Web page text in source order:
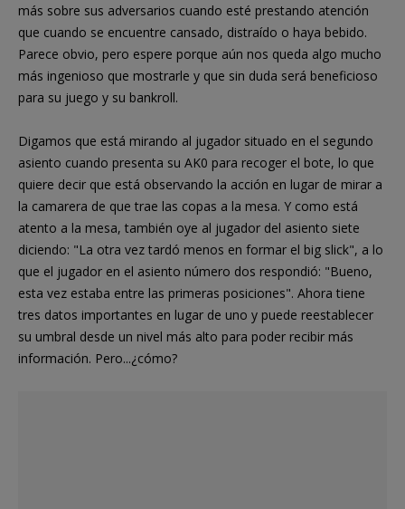
más sobre sus adversarios cuando esté prestando atención
que cuando se encuentre cansado, distraído o haya bebido.
Parece obvio, pero espere porque aún nos queda algo mucho
más ingenioso que mostrarle y que sin duda será beneficioso
para su juego y su bankroll.
Digamos que está mirando al jugador situado en el segundo
asiento cuando presenta su AK0 para recoger el bote, lo que
quiere decir que está observando la acción en lugar de mirar a
la camarera de que trae las copas a la mesa. Y como está
atento a la mesa, también oye al jugador del asiento siete
diciendo: "La otra vez tardó menos en formar el big slick", a lo
que el jugador en el asiento número dos respondió: "Bueno,
esta vez estaba entre las primeras posiciones". Ahora tiene
tres datos importantes en lugar de uno y puede reestablecer
su umbral desde un nivel más alto para poder recibir más
información. Pero...¿cómo?